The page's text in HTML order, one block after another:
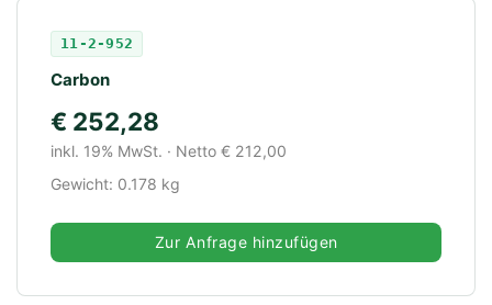
11-2-952
Carbon
€ 252,28
inkl. 19% MwSt. · Netto € 212,00
Gewicht: 0.178 kg
Zur Anfrage hinzufügen